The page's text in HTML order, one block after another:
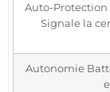
Auto-Protection
Signale la
Autonomie